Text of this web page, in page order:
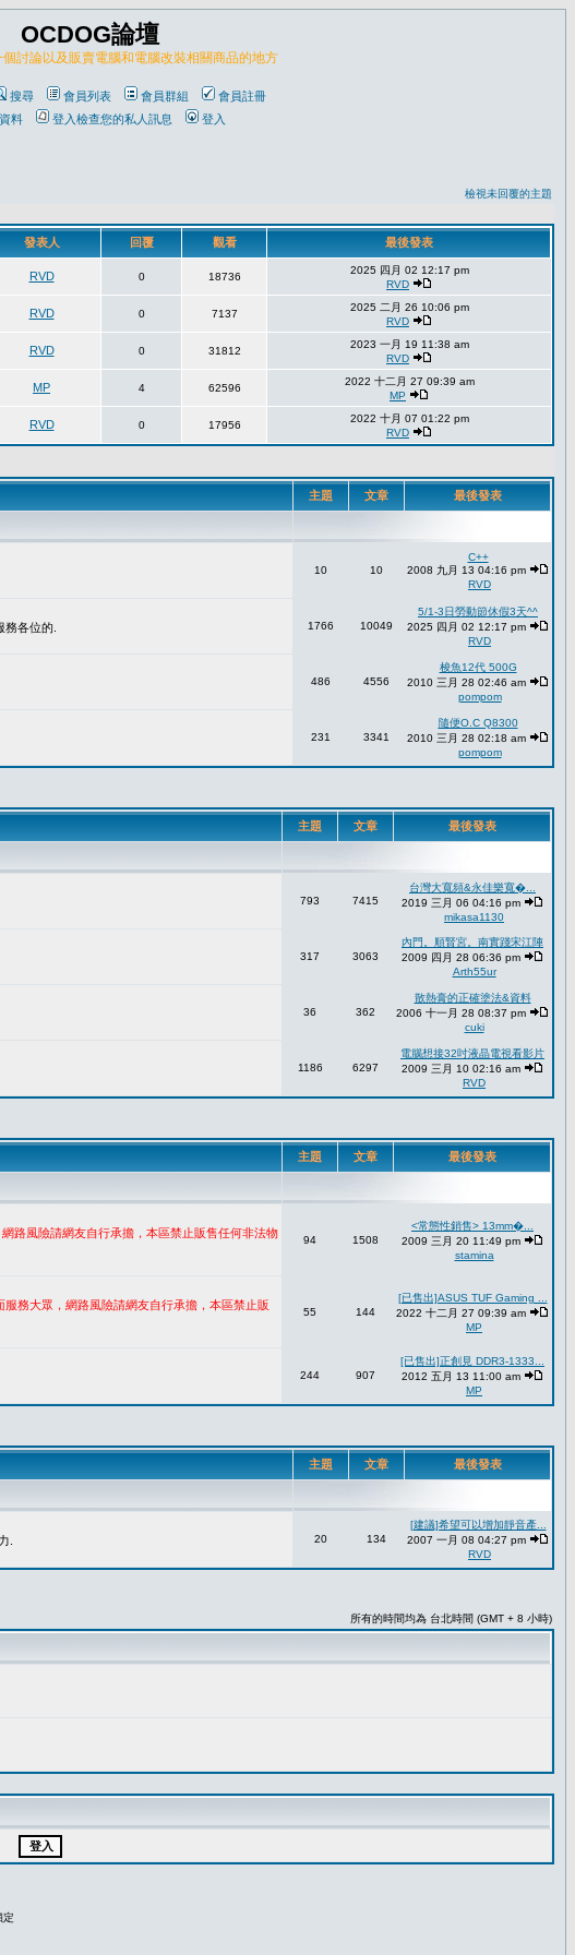
OCDOG論壇
討論以及販賣電腦和電腦改裝相關商品的地方
搜尋 會員列表 會員群組
會員註冊
料
登入檢查您的私人訊息 登入
檢視未回覆的主題
主題 文章 最後發表
10 10
C++
2008 九月 13 04:16 pm
RVD
務各位的. 1766 10049
5/1-3日勞動節休假3天^^
2025 四月 02 12:17 pm
RVD
486 4556
梭魚12代 500G
2010 三月 28 02:46 am
pompom
231 3341
隨便O.C Q8300
2010 三月 28 02:18 am
pompom
主題 文章 最後發表
793 7415
台灣大寬頻&永佳樂寬�...
2019 三月 06 04:16 pm
mikasa1130
317 3063
內門。順賢宮。南實踐宋江陣
2009 四月 28 06:36 pm
Arth55ur
36 362
散熱膏的正確塗法&資料
2006 十一月 28 08:37 pm
cuki
1186 6297
電腦想接32吋液晶電視看影片
2009 三月 10 02:16 am
RVD
主題 文章 最後發表
路風險請網友自行承擔，本區禁止販售任何非法物
94 1508
<常態性銷售> 13mm�...
2009 三月 20 11:49 pm
stamina
務大眾，網路風險請網友自行承擔，本區禁止販
55 144
[已售出]ASUS TUF Gaming ...
2022 十二月 27 09:39 am
MP
244 907
[已售出]正創見 DDR3-1333...
2012 五月 13 11:00 am
MP
主題 文章 最後發表
. 20 134
[建議]希望可以增加靜音產...
2007 一月 08 04:27 pm
RVD
所有的時間均為 台北時間 (GMT + 8 小時)
定